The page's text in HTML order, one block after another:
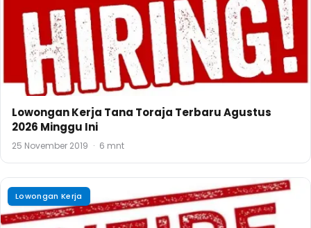
Lowongan Kerja Tana Toraja Terbaru Agustus
2026 Minggu Ini
25 November 2019 · 6 mnt
Lowongan Kerja